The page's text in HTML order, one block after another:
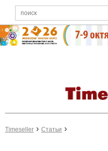
Timeseller Статьи